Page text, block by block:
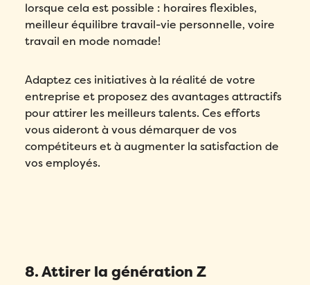
lorsque cela est possible : horaires flexibles,
meilleur équilibre travail-vie personnelle, voire
travail en mode nomade!
Adaptez ces initiatives à la réalité de votre
entreprise et proposez des avantages attractifs
pour attirer les meilleurs talents. Ces efforts
vous aideront à vous démarquer de vos
compétiteurs et à augmenter la satisfaction de
vos employés.
8. Attirer la génération Z